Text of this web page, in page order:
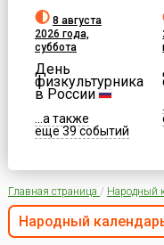
8 августа
2026 года,
суббота
День
физкультурника
в России
...а также
еще 39 событий
Главная страница / Народный
Народный